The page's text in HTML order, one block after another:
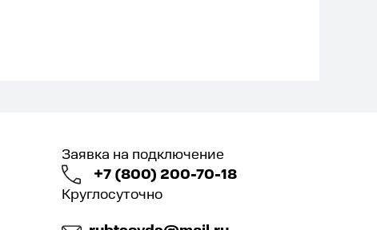
Заявка на подключение
+7 (800) 200-70-18
Круглосуточно